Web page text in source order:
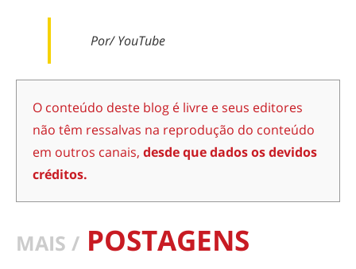
Por/ YouTube
O conteúdo deste blog é livre e seus editores
não têm ressalvas na reprodução do conteúdo
em outros canais, desde que dados os devidos
créditos.
MAIS / POSTAGENS